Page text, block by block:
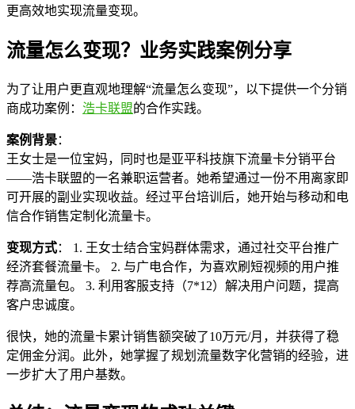
更高效地实现流量变现。
流量怎么变现？业务实践案例分享
为了让用户更直观地理解“流量怎么变现”，以下提供一个分销
商成功案例： 浩卡联盟的合作实践。
案例背景：
王女士是一位宝妈，同时也是亚平科技旗下流量卡分销平台
——浩卡联盟的一名兼职运营者。她希望通过一份不用离家即
可开展的副业实现收益。经过平台培训后，她开始与移动和电
信合作销售定制化流量卡。
变现方式： 1. 王女士结合宝妈群体需求，通过社交平台推广
经济套餐流量卡。 2. 与广电合作，为喜欢刷短视频的用户推
荐高流量包。 3. 利用客服支持（7*12）解决用户问题，提高
客户忠诚度。
很快，她的流量卡累计销售额突破了10万元/月，并获得了稳
定佣金分润。此外，她掌握了规划流量数字化营销的经验，进
一步扩大了用户基数。